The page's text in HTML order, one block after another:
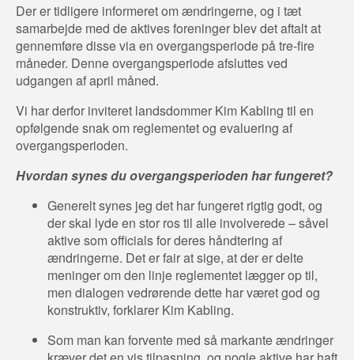
Der er tidligere informeret om ændringerne, og i tæt
samarbejde med de aktives foreninger blev det aftalt at
gennemføre disse via en overgangsperiode på tre-fire
måneder. Denne overgangsperiode afsluttes ved
udgangen af april måned.
Vi har derfor inviteret landsdommer Kim Kabling til en
opfølgende snak om reglementet og evaluering af
overgangsperioden.
Hvordan synes du overgangsperioden har fungeret?
Generelt synes jeg det har fungeret rigtig godt, og
der skal lyde en stor ros til alle involverede – såvel
aktive som officials for deres håndtering af
ændringerne. Det er fair at sige, at der er delte
meninger om den linje reglementet lægger op til,
men dialogen vedrørende dette har været god og
konstruktiv, forklarer Kim Kabling.
Som man kan forvente med så markante ændringer